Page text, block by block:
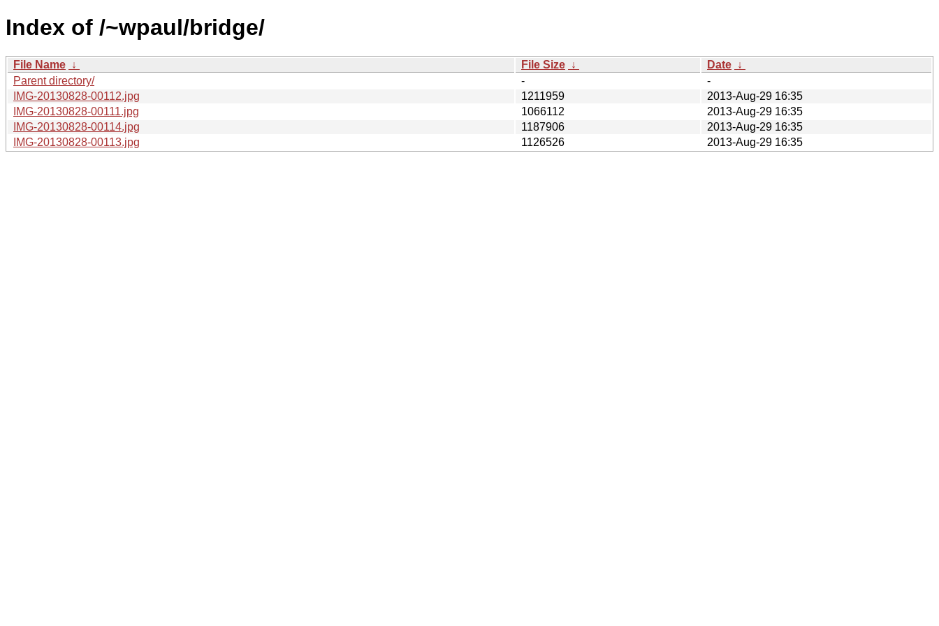
Index of /~wpaul/bridge/
File Name ↓ File Size ↓ Date ↓
Parent directory/
-
-
IMG-20130828-00112.jpg
1211959
2013-Aug-29 16:35
IMG-20130828-00111.jpg
1066112
2013-Aug-29 16:35
IMG-20130828-00114.jpg
1187906
2013-Aug-29 16:35
IMG-20130828-00113.jpg
1126526 2013-Aug-29 16:35